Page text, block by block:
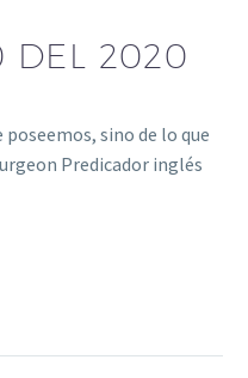
DEL 2020
sino de lo que
Predicador inglés